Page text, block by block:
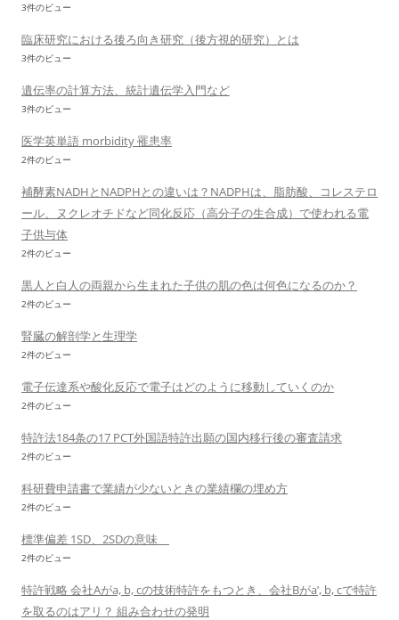
3件のビュー
臨床研究における後ろ向き研究（後方視的研究）とは
3件のビュー
遺伝率の計算方法、統計遺伝学入門など
3件のビュー
医学英単語 morbidity 罹患率
2件のビュー
補酵素NADHとNADPHとの違いは？NADPHは、脂肪酸、コレステロ
ール、ヌクレオチドなど同化反応（高分子の生合成）で使われる電
子供与体
2件のビュー
黒人と白人の両親から生まれた子供の肌の色は何色になるのか？
2件のビュー
腎臓の解剖学と生理学
2件のビュー
電子伝達系や酸化反応で電子はどのように移動していくのか
2件のビュー
特許法184条の17 PCT外国語特許出願の国内移行後の審査請求
2件のビュー
科研費申請書で業績が少ないときの業績欄の埋め方
2件のビュー
標準偏差 1SD、2SDの意味
2件のビュー
特許戦略 会社Aがa, b, cの技術特許をもつとき、会社Bがa’, b, cで特許
を取るのはアリ？ 組み合わせの発明